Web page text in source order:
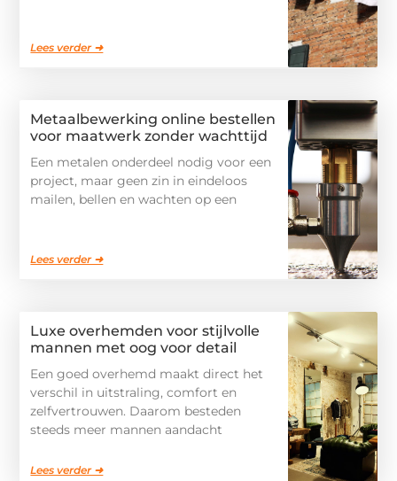
Lees verder ➜
Metaalbewerking online bestellen
voor maatwerk zonder wachttijd
Een metalen onderdeel nodig voor een
project, maar geen zin in eindeloos
mailen, bellen en wachten op een
Lees verder ➜
Luxe overhemden voor stijlvolle
mannen met oog voor detail
Een goed overhemd maakt direct het
verschil in uitstraling, comfort en
zelfvertrouwen. Daarom besteden
steeds meer mannen aandacht
Lees verder ➜